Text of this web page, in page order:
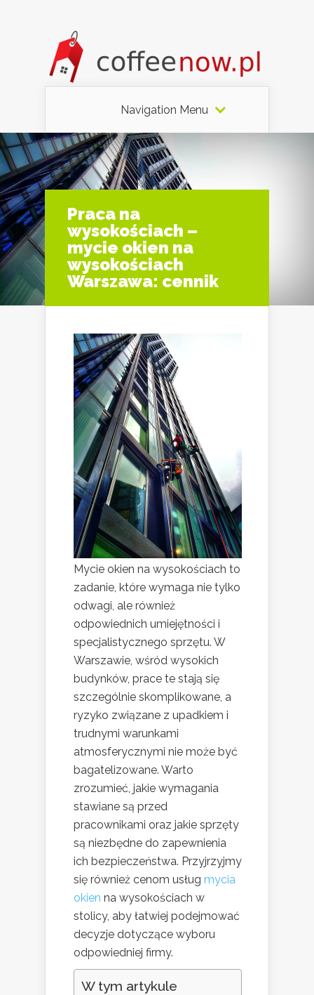
Navigation Menu
Praca na
wysokościach –
mycie okien na
wysokościach
Warszawa: cennik
Mycie okien na wysokościach to
zadanie, które wymaga nie tylko
odwagi, ale również
odpowiednich umiejętności i
specjalistycznego sprzętu. W
Warszawie, wśród wysokich
budynków, prace te stają się
szczególnie skomplikowane, a
ryzyko związane z upadkiem i
trudnymi warunkami
atmosferycznymi nie może być
bagatelizowane. Warto
zrozumieć, jakie wymagania
stawiane są przed
pracownikami oraz jakie sprzęty
są niezbędne do zapewnienia
ich bezpieczeństwa. Przyjrzyjmy
się również cenom usług mycia
okien na wysokościach w
stolicy, aby łatwiej podejmować
decyzje dotyczące wyboru
odpowiedniej firmy.
W tym artykule